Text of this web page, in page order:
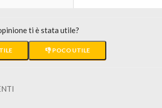
ti è stata utile?
👎 POCO UTILE